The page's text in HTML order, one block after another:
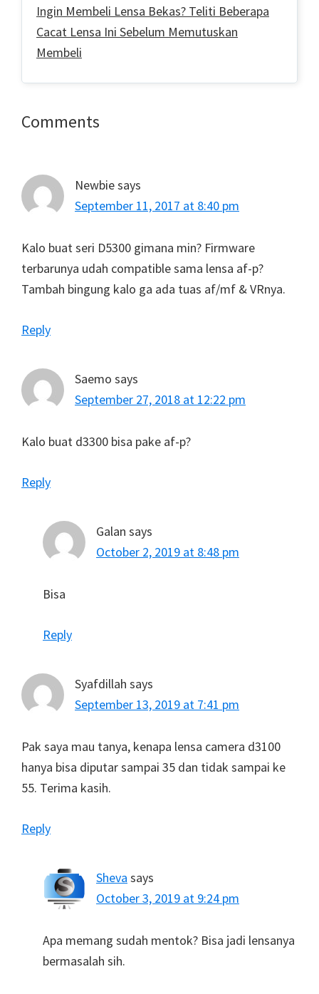
Ingin Membeli Lensa Bekas? Teliti Beberapa
Cacat Lensa Ini Sebelum Memutuskan
Membeli
Reader
Comments
Newbiesays
September 11, 2017 at 8:40 pm
Kalo buat seri D5300 gimana min? Firmware
terbarunya udah compatible sama lensa af-p?
Tambah bingung kalo ga ada tuas af/mf & VRnya.
Reply
Saemo says
September 27, 2018 at 12:22 pm
Kalo buat d3300 bisa pake af-p?
Reply
Galan says
October 2, 2019 at 8:48 pm
Bisa
Reply
Syafdillah says
September 13, 2019 at 7:41 pm
Pak saya mau tanya, kenapa lensa camera d3100
hanya bisa diputar sampai 35 dan tidak sampai ke
55. Terima kasih.
Reply
Sheva says
October 3, 2019 at 9:24 pm
Apa memang sudah mentok? Bisa jadi lensanya
bermasalah sih.